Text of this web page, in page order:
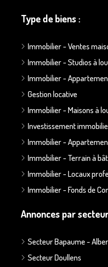
Type de biens :
Immobilier - Ventes
Immobilier - Studios à
Immobilier -
Gestion locative
Immobilier - Maisons à
Investissement
Immobilier -
Immobilier - Terrain à
Immobilier - Locaux
Immobilier - Fonds de
Annonces par
Secteur Bapaume -
Secteur Doullens